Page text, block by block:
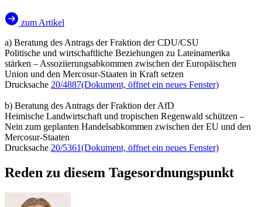
zum Artikel
a) Beratung des Antrags der Fraktion der CDU/CSU
Politische und wirtschaftliche Beziehungen zu Lateinamerika
stärken – Assoziierungsabkommen zwischen der Europäischen
Union und den Mercosur-Staaten in Kraft setzen
Drucksache 20/4887(Dokument, öffnet ein neues Fenster)
b) Beratung des Antrags der Fraktion der AfD
Heimische Landwirtschaft und tropischen Regenwald schützen –
Nein zum geplanten Handelsabkommen zwischen der EU und den
Mercosur-Staaten
Drucksache 20/5361(Dokument, öffnet ein neues Fenster)
Reden zu diesem Tagesordnungspunkt